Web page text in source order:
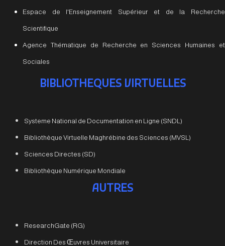
Espace de l'Enseignement Supérieur et de la Recherche
Scientifique
Agence Thématique de Recherche en Sciences Humaines et
Sociales
BIBLIOTHEQUES VIRTUELLES
Systeme National de Documentation en Ligne (SNDL)
Bibliothèque Virtuelle Maghrébine des Sciences (MVSL)
Sciences Directes (SD)
Bibliothèque Numérique Mondiale
AUTRES
ResearchGate (RG)
Direction Des Œuvres Universitaire